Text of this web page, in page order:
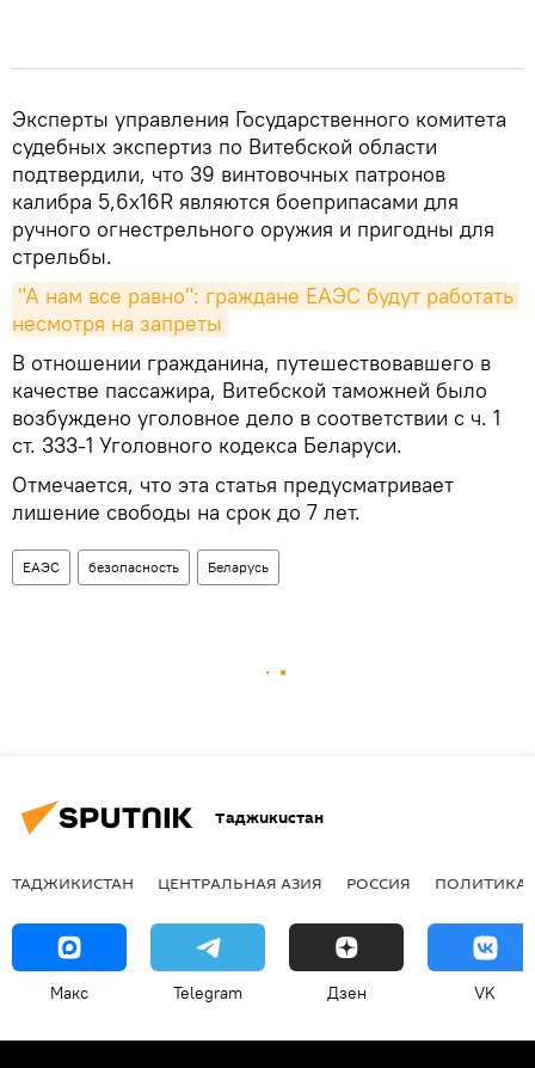
Эксперты управления Государственного комитета
судебных экспертиз по Витебской области
подтвердили, что 39 винтовочных патронов
калибра 5,6х16R являются боеприпасами для
ручного огнестрельного оружия и пригодны для
стрельбы.
"А нам все равно": граждане ЕАЭС будут работать
несмотря на запреты
В отношении гражданина, путешествовавшего в
качестве пассажира, Витебской таможней было
возбуждено уголовное дело в соответствии с ч. 1
ст. 333-1 Уголовного кодекса Беларуси.
Отмечается, что эта статья предусматривает
лишение свободы на срок до 7 лет.
ЕАЭС безопасность Беларусь
Таджикистан
ТАДЖИКИСТАН ЦЕНТРАЛЬНАЯ АЗИЯ РОССИЯ ПОЛИТИКА
Макс Telegram Дзен VK